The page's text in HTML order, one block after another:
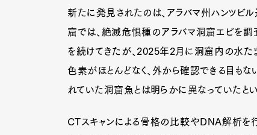
新たに発見されたのは、アラバマ州ハンツビ
窟では、絶滅危惧種のアラバマ洞窟エビを
を続けてきたが、2025年2月に洞窟内の水た
色素がほとんどなく、外から確認できる目も
れていた洞窟魚とは明らかに異なっていたとい
CTスキャンによる骨格の比較やDNA解析を